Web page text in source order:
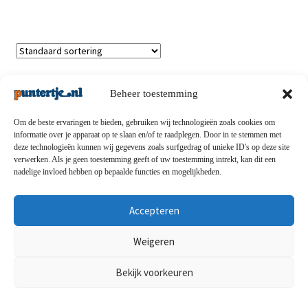
Beheer toestemming
Om de beste ervaringen te bieden, gebruiken wij technologieën zoals cookies om
informatie over je apparaat op te slaan en/of te raadplegen. Door in te stemmen met
deze technologieën kunnen wij gegevens zoals surfgedrag of unieke ID's op deze site
verwerken. Als je geen toestemming geeft of uw toestemming intrekt, kan dit een
nadelige invloed hebben op bepaalde functies en mogelijkheden.
Accepteren
Weigeren
Bekijk voorkeuren
Privacybeleid-Verzending en retouren-Algemene
voorwaarden-Disclaimert-Betaalmethoden-Over ons
Contact